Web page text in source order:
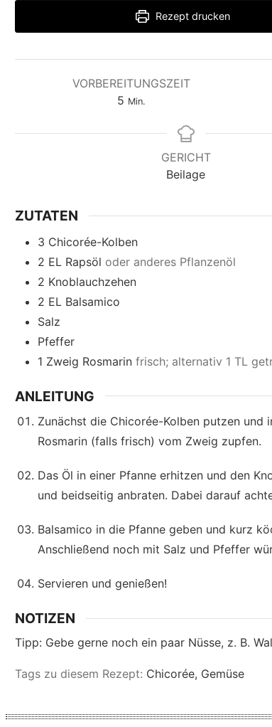
Rezept drucken
VORBEREITUNGSZEIT
5M
n
Min.
GERICHT
Beilage
ZUTATEN
3 Chicorée-Kolben
2 EL Rapsöl oder anderes Pflanzenöl
2 Knoblauchzehen
2 EL Balsamico
Salz
Pfeffer
1 Zweig Rosmarin frisch; alternativ 1 TL
ANLEITUNG
Zunächst die Chicorée-Kolben putzen und
Rosmarin (falls frisch) vom Zweig zupfen.
Das Öl in einer Pfanne erhitzen und den
und beidseitig anbraten. Dabei darauf
Balsamico in die Pfanne geben und kurz
Anschließend noch mit Salz und Pfeffer
Servieren und genießen!
NOTIZEN
Tipp: Gebe gerne noch ein paar Nüsse, z. B.
Tags zu diesem Rezept: Chicorée, Gemüse